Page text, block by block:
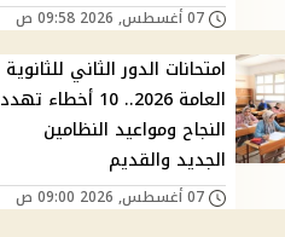
07 أغسطس, 2026 09:58 ص
امتحانات الدور الثاني للثانوية
العامة 2026.. 10 أخطاء تهدد
النجاح ومواعيد النظامين
الجديد والقديم
07 أغسطس, 2026 09:00 ص